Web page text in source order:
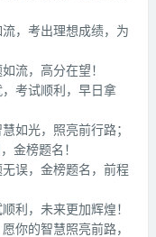
，考出理想成绩，为
流，高分在望！
考试顺利，早日拿
如光，照亮前行路；
金榜题名！
误，金榜题名，前程
利，未来更加辉煌！
你的智慧照亮前路，